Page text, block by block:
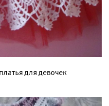
для девочек